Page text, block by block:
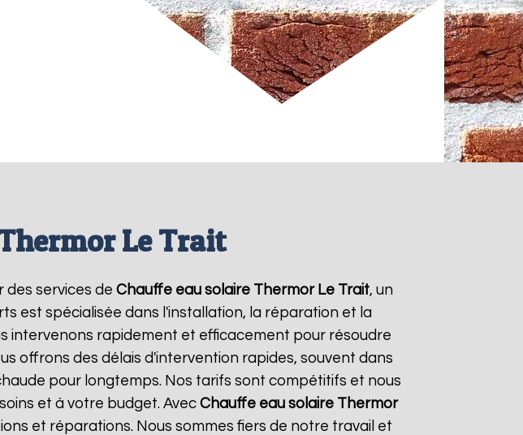
Le Trait
des services de Chauffe eau solaire Thermor Le Trait, un
est spécialisée dans l'installation, la réparation et la
intervenons rapidement et efficacement pour résoudre
offrons des délais d'intervention rapides, souvent dans
pour longtemps. Nos tarifs sont compétitifs et nous
et à votre budget. Avec Chauffe eau solaire Thermor
et réparations. Nous sommes fiers de notre travail et